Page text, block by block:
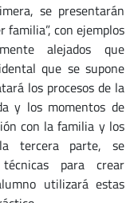
se presentarán
familia”, con ejemplos
alejados que
que se supone
los procesos de la
y los momentos de
con la familia y los
tercera parte, se
para crear
utilizará estas